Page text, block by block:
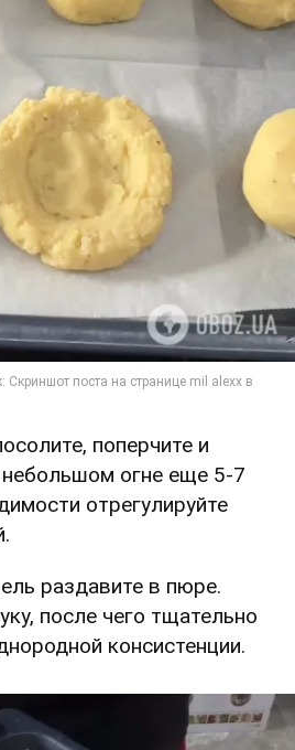
поперчите и
небольшом огне еще 5-7
отрегулируйте
раздавите в пюре.
после чего тщательно
консистенции.